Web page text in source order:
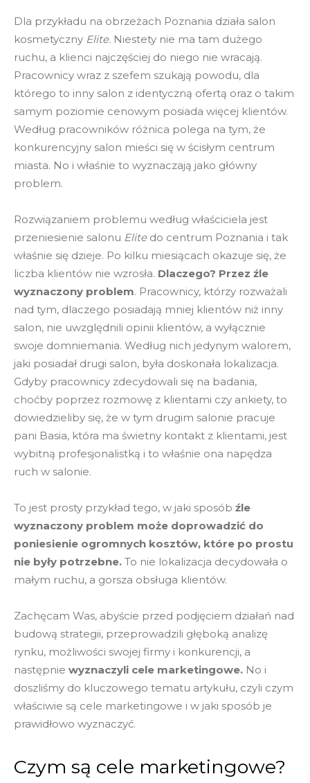
Dla przykładu na obrzeżach Poznania działa salon
kosmetyczny Elite. Niestety nie ma tam dużego
ruchu, a klienci najczęściej do niego nie wracają.
Pracownicy wraz z szefem szukają powodu, dla
którego to inny salon z identyczną ofertą oraz o takim
samym poziomie cenowym posiada więcej klientów.
Według pracowników różnica polega na tym, że
konkurencyjny salon mieści się w ścisłym centrum
miasta. No i właśnie to wyznaczają jako główny
problem.
Rozwiązaniem problemu według właściciela jest
przeniesienie salonu Elitedo centrum Poznania i tak
właśnie się dzieje. Po kilku miesiącach okazuje się, że
liczba klientów nie wzrosła. Dlaczego? Przez źle
wyznaczony problem. Pracownicy, którzy rozważali
nad tym, dlaczego posiadają mniej klientów niż inny
salon, nie uwzględnili opinii klientów, a wyłącznie
swoje domniemania. Według nich jedynym walorem,
jaki posiadał drugi salon, była doskonała lokalizacja.
Gdyby pracownicy zdecydowali się na badania,
choćby poprzez rozmowę z klientami czy ankiety, to
dowiedzieliby się, że w tym drugim salonie pracuje
pani Basia, która ma świetny kontakt z klientami, jest
wybitną profesjonalistką i to właśnie ona napędza
ruch w salonie.
To jest prosty przykład tego, w jaki sposób źle
wyznaczony problem może doprowadzić do
poniesienie ogromnych kosztów, które po prostu
nie były potrzebne. To nie lokalizacja decydowała o
małym ruchu, a gorsza obsługa klientów.
Zachęcam Was, abyście przed podjęciem działań nad
budową strategii, przeprowadzili głęboką analizę
rynku, możliwości swojej firmy i konkurencji, a
następnie wyznaczyli cele marketingowe. No i
doszliśmy do kluczowego tematu artykułu, czyli czym
właściwie są cele marketingowe i w jaki sposób je
prawidłowo wyznaczyć.
Czym są cele marketingowe?